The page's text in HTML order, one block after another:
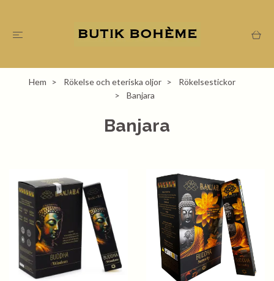
Hem Rökelse och eteriska oljor
Rökelsestickor
Banjara
Banjara